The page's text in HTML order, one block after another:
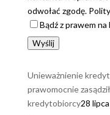
odwołać zgodę.
Bądź z prawem
Wyślij
Unieważnienie
prawomocnie
kredytobiorcy28